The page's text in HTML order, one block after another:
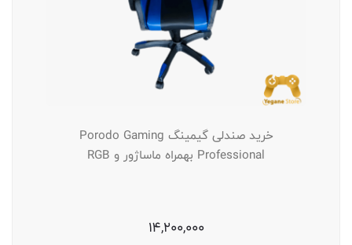
خرید صندلی گیمینگ Porodo Gaming
Professional بهمراه ماساژور و RGB
14,200,000